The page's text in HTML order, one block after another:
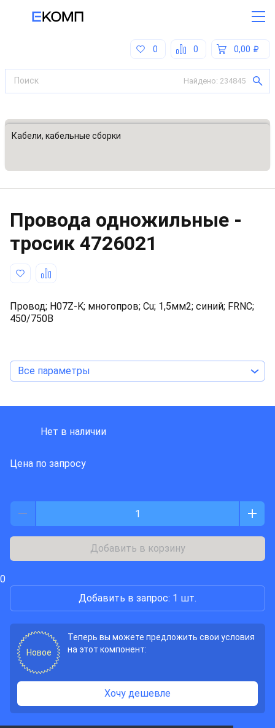
0,00
0
0
Найдено: 234845
Все категории
Кабели, кабельные сборки
Провода одножильные -
тросик 4726021
Провод; H07Z-K; многопров; Cu; 1,5мм2; синий; FRNC;
450/750В
Все параметры
Нет в наличии
Цена по запросу
Добавить в корзину
0
Добавить в запрос: 1 шт.
Новое
Теперь вы можете предложить свои условия
на этот компонент:
Хочу дешевле